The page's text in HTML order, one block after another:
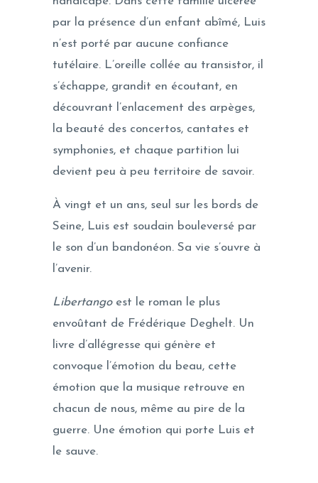
par la présence d’un enfant abîmé, Luis
n’est porté par aucune confiance
tutélaire. L’oreille collée au transistor, il
s’échappe, grandit en écoutant, en
découvrant l’enlacement des arpèges,
la beauté des concertos, cantates et
symphonies, et chaque partition lui
devient peu à peu territoire de savoir.
À vingt et un ans, seul sur les bords de
Seine, Luis est soudain bouleversé par
le son d’un bandonéon. Sa vie s’ouvre à
l’avenir.
Libertangoest le roman le plus
envoûtant de Frédérique Deghelt. Un
livre d’allégresse qui génère et
convoque l’émotion du beau, cette
émotion que la musique retrouve en
chacun de nous, même au pire de la
guerre. Une émotion qui porte Luis et
le sauve.